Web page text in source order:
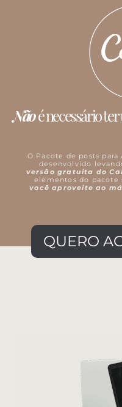
Nãoé necessário
O Pacote de posts
desenvolvido
versão gratuita do
elementos do pacote
você aproveite ao
QUERO